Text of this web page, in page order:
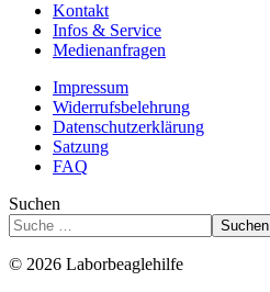
Kontakt
Infos & Service
Medienanfragen
Impressum
Widerrufsbelehrung
Datenschutzerklärung
Satzung
FAQ
Suchen
Suchen
© 2026 Laborbeaglehilfe